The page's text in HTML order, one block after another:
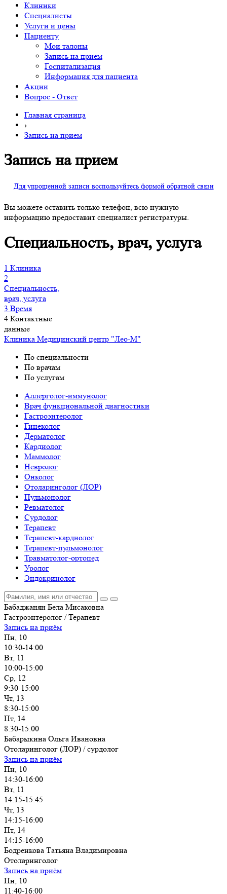
Клиники
Специалисты
Услуги и цены
Пациенту
Мои талоны
Запись на прием
Госпитализация
Информация для пациента
Акции
Вопрос - Ответ
Главная страница
›
Запись на прием
Запись на прием
Для упрощенной записи воспользуйтесь формой обратной связи
Вы можете оставить только телефон, всю нужную
информацию предоставит специалист регистратуры.
Специальность, врач, услуга
1 Клиника
2
Специальность,
врач, услуга
3 Время
4 Контактные
данные
Клиника Медицинский центр "Лео-М"
По специальности
По врачам
По услугам
Аллерголог-иммунолог
Врач функциональной диагностики
Гастроэнтеролог
Гинеколог
Дерматолог
Кардиолог
Маммолог
Невролог
Онколог
Отоларинголог (ЛОР)
Пульмонолог
Ревматолог
Сурдолог
Терапевт
Терапевт-кардиолог
Терапевт-пульмонолог
Травматолог-ортопед
Уролог
Эндокринолог
Бабаджанян Бела Мисаковна
Гастроэнтеролог / Терапевт
Запись на приём
Пн, 10
10:30-14:00
Вт, 11
10:00-15:00
Ср, 12
9:30-15:00
Чт, 13
8:30-15:00
Пт, 14
8:30-15:00
Бабарыкина Ольга Ивановна
Отоларинголог (ЛОР) / сурдолог
Запись на приём
Пн, 10
14:30-16:00
Вт, 11
14:15-15:45
Чт, 13
14:15-16:00
Пт, 14
14:15-16:00
Бодренкова Татьяна Владимировна
Отоларинголог
Запись на приём
Пн, 10
11:40-16:00